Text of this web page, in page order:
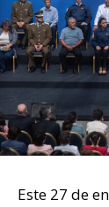
Este 27 de